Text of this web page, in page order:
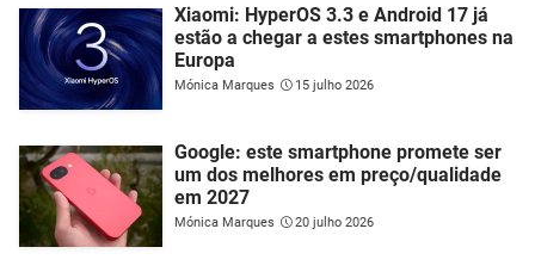
Xiaomi: HyperOS 3.3 e Android 17 já
estão a chegar a estes smartphones na
Europa
Mónica Marques 15 julho 2026
Google: este smartphone promete ser
um dos melhores em preço/qualidade
em 2027
Mónica Marques 20 julho 2026